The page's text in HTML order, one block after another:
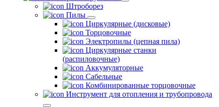
Штроборез
Пилы
Циркулярные (дисковые)
Торцовочные
Электропилы (цепная пила)
Циркулярные станки
(распиловочные)
Аккумуляторные
Сабельные
Комбинированные торцовочные
Инструмент для отопления и трубопровода